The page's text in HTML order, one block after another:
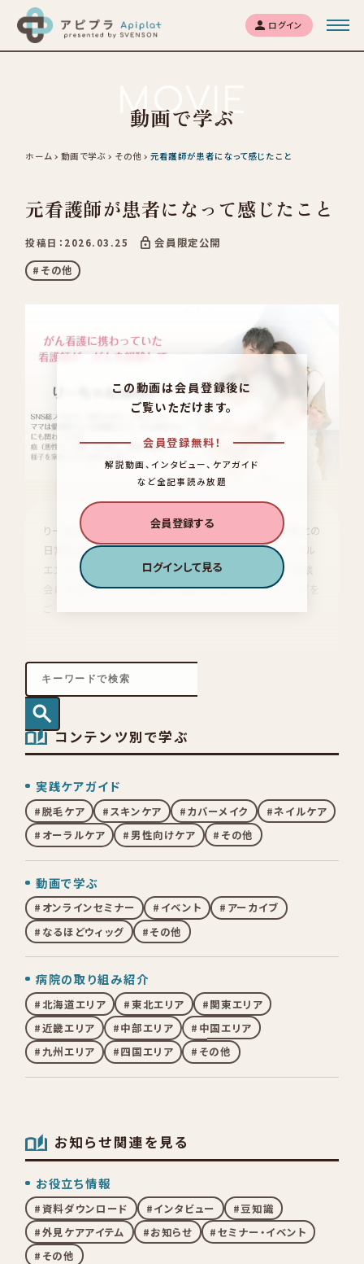
ログイン
動画で学ぶ
MOVIE
ホーム 動画で学ぶ その他 元看護師が患者になって感じたこと
元看護師が患者になって感じたこと
投稿日：2026.03.25
会員限定公開
#その他
この動画は会員登録後に
ご覧いただけます。
会員登録無料！
解説動画、インタビュー、ケアガイド
など全記事読み放題
会員登録する
ログインして見る
りーちゃんfamily は、がん治療と向き合いながら家族との
日常生活や治療中のリアルな体験を発信しているインフル
エンサーです。病院内で開催している脱毛ケアの無料相談
会に参加されたのがご縁で、現在スヴェンソンのウィッグを
ご…
コンテンツ別で学ぶ
実践ケアガイド
脱毛ケア スキンケア カバーメイク
ネイルケア
オーラルケア
男性向けケア その他
動画で学ぶ
オンラインセミナー イベント
アーカイブ
なるほどウィッグ
その他
病院の取り組み紹介
北海道エリア 東北エリア
関東エリア
近畿エリア
中部エリア
中国エリア
九州エリア
四国エリア その他
お知らせ関連を見る
お役立ち情報
資料ダウンロード インタビュー
豆知識
外見ケアアイテム
お知らせ
セミナー・イベント
その他